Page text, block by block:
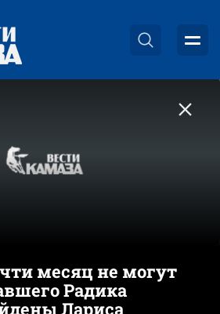
месяц не могут
Радика
Лариса